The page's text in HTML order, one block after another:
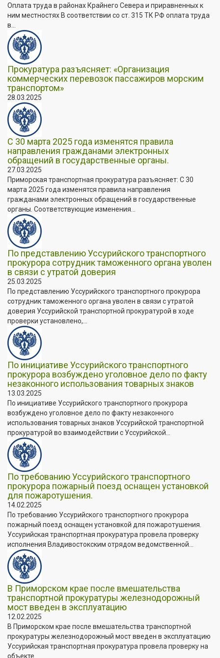
Оплата труда в районах Крайнего Севера и приравненных к
ним местностях В соответствии со ст. 315 ТК РФ оплата труда
в...
Прокуратура разъясняет: «Организация
коммерческих перевозок пассажиров морским
транспортом»
28.03.2025
С 30 марта 2025 года изменятся правила
направления гражданами электронных
обращений в государственные органы.
27.03.2025
Приморская транспортная прокуратура разъясняет: С 30
марта 2025 года изменятся правила направления
гражданами электронных обращений в государственные
органы. Соответствующие изменения...
По представлению Уссурийского транспортного
прокурора сотрудник таможенного органа уволен
в связи с утратой доверия
25.03.2025
По представлению Уссурийского транспортного прокурора
сотрудник таможенного органа уволен в связи с утратой
доверия Уссурийской транспортной прокуратурой в ходе
проверки установлено,...
По инициативе Уссурийского транспортного
прокурора возбуждено уголовное дело по факту
незаконного использования товарных знаков
13.03.2025
По инициативе Уссурийского транспортного прокурора
возбуждено уголовное дело по факту незаконного
использования товарных знаков Уссурийской транспортной
прокуратурой во взаимодействии с Уссурийской...
По требованию Уссурийского транспортного
прокурора пожарный поезд оснащен установкой
для пожаротушения.
14.02.2025
По требованию Уссурийского транспортного прокурора
пожарный поезд оснащен установкой для пожаротушения.
Уссурийская транспортная прокуратура провела проверку
исполнения Владивостокским отрядом ведомственной...
В Приморском крае после вмешательства
транспортной прокуратуры железнодорожный
мост введен в эксплуатацию
12.02.2025
В Приморском крае после вмешательства транспортной
прокуратуры железнодорожный мост введен в эксплуатацию
Уссурийская транспортная прокуратура провела проверку на
объекте...